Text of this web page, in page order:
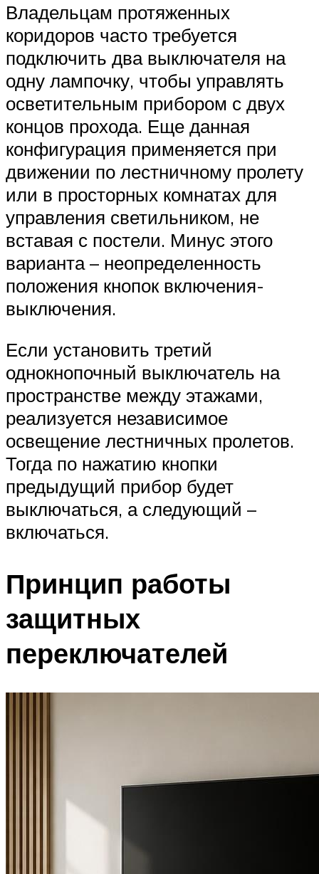
Владельцам протяженных
коридоров часто требуется
подключить два выключателя на
одну лампочку, чтобы управлять
осветительным прибором с двух
концов прохода. Еще данная
конфигурация применяется при
движении по лестничному пролету
или в просторных комнатах для
управления светильником, не
вставая с постели. Минус этого
варианта – неопределенность
положения кнопок включения-
выключения.
Если установить третий
однокнопочный выключатель на
пространстве между этажами,
реализуется независимое
освещение лестничных пролетов.
Тогда по нажатию кнопки
предыдущий прибор будет
выключаться, а следующий –
включаться.
Принцип работы
защитных
переключателей